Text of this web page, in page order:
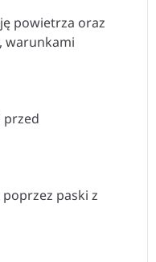
powietrza oraz
warunkami
przed
paski z